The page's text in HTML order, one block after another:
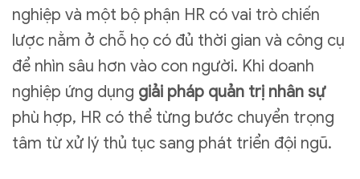
nghiệp và một bộ phận HR có vai trò chiến
lược nằm ở chỗ họ có đủ thời gian và công cụ
để nhìn sâu hơn vào con người. Khi doanh
nghiệp ứng dụng giải pháp quản trị nhân sự
phù hợp, HR có thể từng bước chuyển trọng
tâm từ xử lý thủ tục sang phát triển đội ngũ.